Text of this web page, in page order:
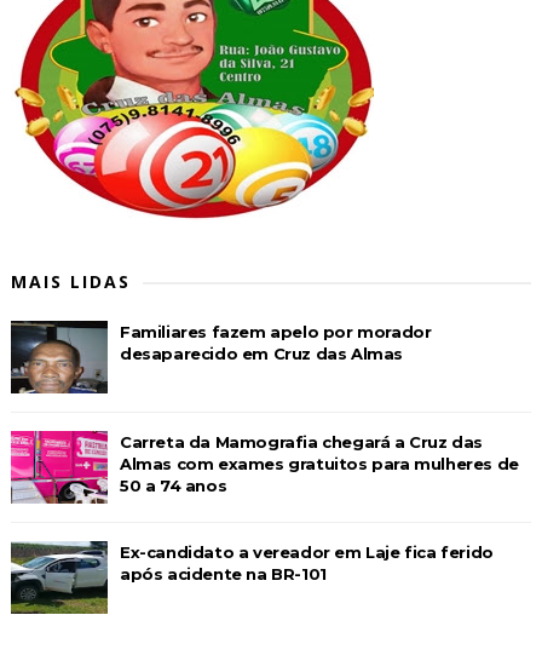
MAIS LIDAS
Familiares fazem apelo por morador
desaparecido em Cruz das Almas
Carreta da Mamografia chegará a Cruz das
Almas com exames gratuitos para mulheres de
50 a 74 anos
Ex-candidato a vereador em Laje fica ferido
após acidente na BR-101